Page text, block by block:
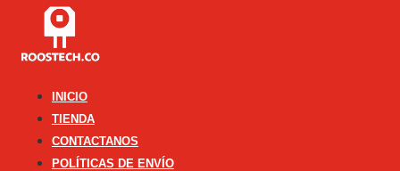
INICIO
TIENDA
CONTACTANOS
POLÍTICAS DE ENVÍO